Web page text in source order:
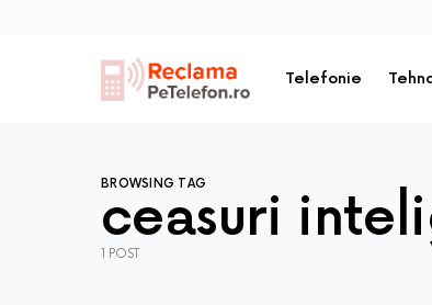
Telefonie
BROWSING TAG
ceasuri
1 POST